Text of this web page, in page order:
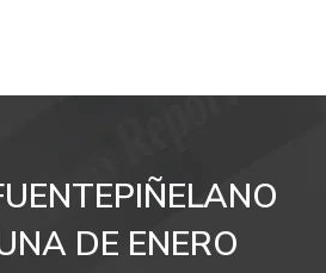
DE ENERO